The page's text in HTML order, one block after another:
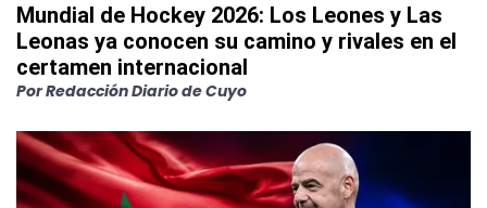
Mundial de Hockey 2026: Los Leones y Las
Leonas ya conocen su camino y rivales en el
certamen internacional
PorRedacción Diario de Cuyo